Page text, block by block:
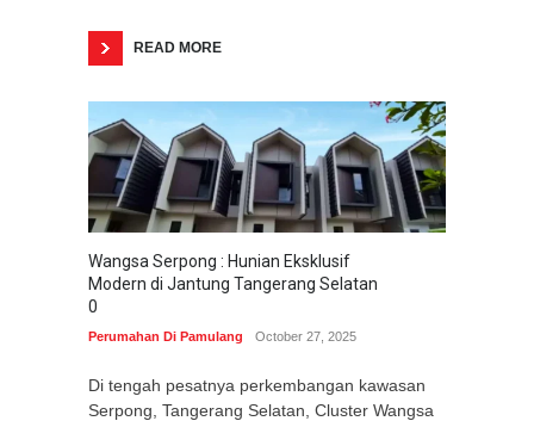
READ MORE
Wangsa Serpong : Hunian Eksklusif
Modern di Jantung Tangerang Selatan
0
Perumahan Di Pamulang October 27, 2025
Di tengah pesatnya perkembangan kawasan
Serpong, Tangerang Selatan, Cluster Wangsa